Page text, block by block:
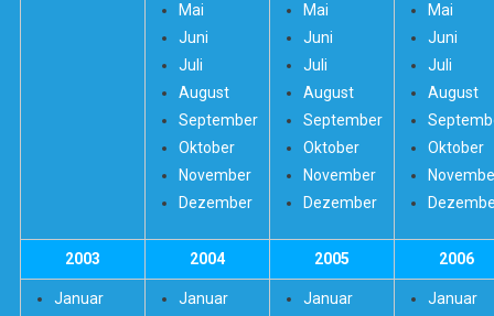
Mai
Juni
Juli
August
September
Oktober
November
Dezember
Mai
Juni
Juli
August
September
Oktober
November
Dezember
Mai
Juni
Juli
August
Oktober
2003 2004 2005 2006
Januar
Januar
Januar
Januar